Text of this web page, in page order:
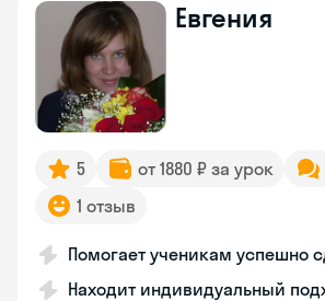
Евгения
5 от 1880 ₽ за урок
1 отзыв
Помогает ученикам успешно
Находит индивидуальный